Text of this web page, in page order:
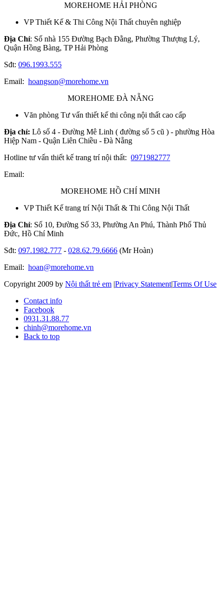
MOREHOME HẢI PHÒNG
VP Thiết Kế & Thi Công Nội Thất chuyên nghiệp
Địa Chỉ: Số nhà 155 Đường Bạch Đằng, Phường Thượng Lý,
Quận Hồng Bàng, TP Hải Phòng
Sđt: 096.1993.555
Email: hoangson@morehome.vn
MOREHOME ĐÀ NẴNG
Văn phòng Tư vấn thiết kế thi công nội thất cao cấp
Địa chỉ: Lô số 4 - Đường Mê Linh ( đường số 5 cũ ) - phường Hòa
Hiệp Nam - Quận Liên Chiều - Đà Nẵng
Hotline tư vấn thiết kế trang trí nội thất: 0971982777
Email:
MOREHOME HỒ CHÍ MINH
VP Thiết Kế trang trí Nội Thất & Thi Công Nội Thất
Địa Chỉ: Số 10, Đường Số 33, Phường An Phú, Thành Phố Thủ
Đức, Hồ Chí Minh
Sđt: 097.1982.777 - 028.62.79.6666 (Mr Hoàn)
Email: hoan@morehome.vn
Copyright 2009 by Nội thất trẻ em |Privacy Statement|Terms Of Use
Contact info
Facebook
0931.31.88.77
chinh@morehome.vn
Back to top